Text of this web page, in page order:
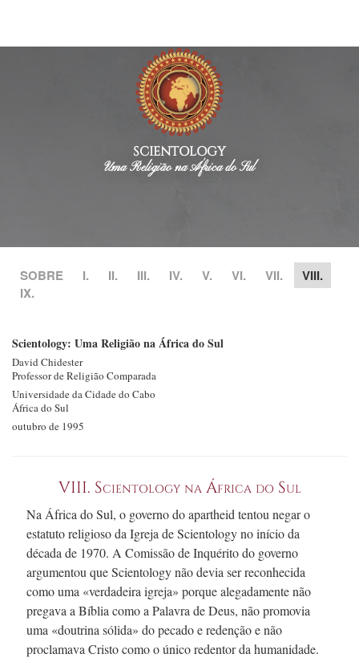
SCIENTOLOGY
Uma Religião na África do Sul
SOBRE I. II. III. IV. V. VI. VII.
VIII.
IX.
Scientology: Uma Religião na África do Sul
David Chidester
Professor de Religião Comparada
Universidade da Cidade do Cabo
África do Sul
outubro de 1995
VIII. Scientology na África do Sul
Na África do Sul, o governo do apartheid tentou negar o
estatuto religioso da Igreja de Scientology no início da
década de 1970. A Comissão de Inquérito do governo
argumentou que Scientology não devia ser reconhecida
como uma «verdadeira igreja» porque alegadamente não
pregava a Bíblia como a Palavra de Deus, não promovia
uma «doutrina sólida» do pecado e redenção e não
proclamava Cristo como o único redentor da humanidade.